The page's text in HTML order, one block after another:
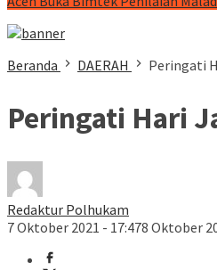
Beranda DAERAH Peringati
Peringati Hari
Redaktur Polhukam
7 Oktober 2021 - 17:478 Oktober